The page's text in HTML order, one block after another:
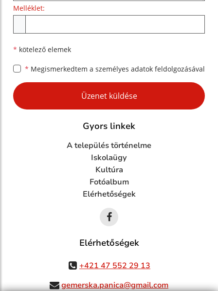
Melléklet:
* kötelező elemek
* Megismerkedtem a személyes adatok feldolgozásával
Google reCaptcha Response
Üzenet küldése
Gyors linkek
A település történelme
Iskolaügy
Kultúra
Fotóalbum
Elérhetőségek
Elérhetőségek
+421 47 552 29 13
gemerska.panica@gmail.com